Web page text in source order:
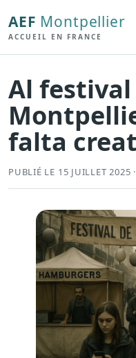
AEF Montpellier
ACCUEIL EN FRANCE
Al festival
falta
PUBLIÉ LE 15 JUILLET 2025